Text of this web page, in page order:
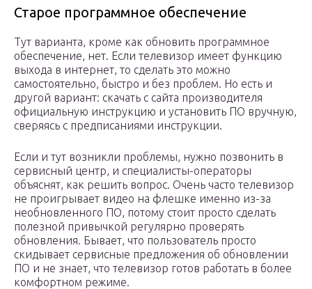
Старое программное обеспечение
Тут варианта, кроме как обновить программное
обеспечение, нет. Если телевизор имеет функцию
выхода в интернет, то сделать это можно
самостоятельно, быстро и без проблем. Но есть и
другой вариант: скачать с сайта производителя
официальную инструкцию и установить ПО вручную,
сверяясь с предписаниями инструкции.
Если и тут возникли проблемы, нужно позвонить в
сервисный центр, и специалисты-операторы
объяснят, как решить вопрос. Очень часто телевизор
не проигрывает видео на флешке именно из-за
необновленного ПО, потому стоит просто сделать
полезной привычкой регулярно проверять
обновления. Бывает, что пользователь просто
скидывает сервисные предложения об обновлении
ПО и не знает, что телевизор готов работать в более
комфортном режиме.